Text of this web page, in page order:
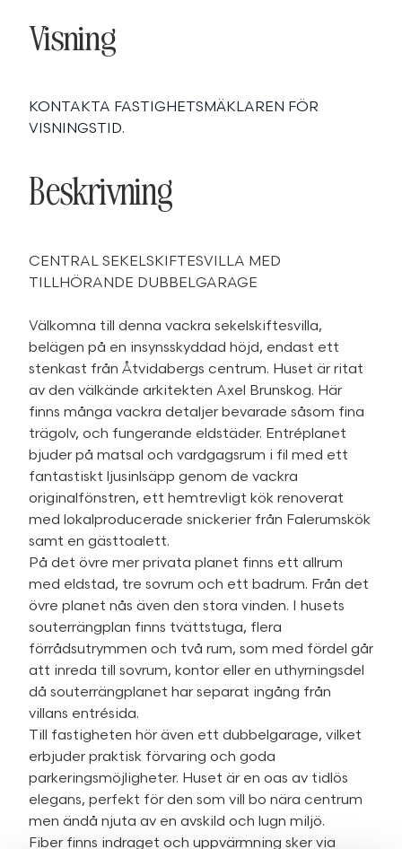
Visning
KONTAKTA FASTIGHETSMÄKLAREN FÖR
VISNINGSTID.
Beskrivning
CENTRAL SEKELSKIFTESVILLA MED
TILLHÖRANDE DUBBELGARAGE
Välkomna till denna vackra sekelskiftesvilla,
belägen på en insynsskyddad höjd, endast ett
stenkast från Åtvidabergs centrum. Huset är ritat
av den välkände arkitekten Axel Brunskog. Här
finns många vackra detaljer bevarade såsom fina
trägolv, och fungerande eldstäder. Entréplanet
bjuder på matsal och vardgagsrum i fil med ett
fantastiskt ljusinlsäpp genom de vackra
originalfönstren, ett hemtrevligt kök renoverat
med lokalproducerade snickerier från Falerumskök
samt en gästtoalett.
På det övre mer privata planet finns ett allrum
med eldstad, tre sovrum och ett badrum. Från det
övre planet nås även den stora vinden. I husets
souterrängplan finns tvättstuga, flera
förrådsutrymmen och två rum, som med fördel går
att inreda till sovrum, kontor eller en uthyrningsdel
då souterrängplanet har separat ingång från
villans entrésida.
Till fastigheten hör även ett dubbelgarage, vilket
erbjuder praktisk förvaring och goda
parkeringsmöjligheter. Huset är en oas av tidlös
elegans, perfekt för den som vill bo nära centrum
men ändå njuta av en avskild och lugn miljö.
Fiber finns indraget och uppvärmning sker via